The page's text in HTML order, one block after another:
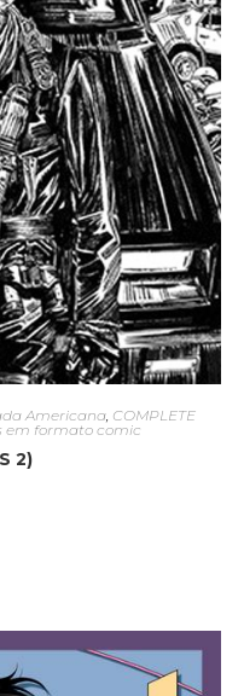
Americana, COMPLETE
em formato comic
2)